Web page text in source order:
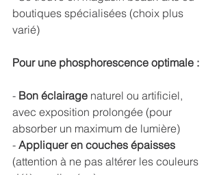
boutiques spécialisées (choix plus
varié)
Pour une phosphorescence optimale :
- Bon éclairage naturel ou artificiel,
avec exposition prolongée (pour
absorber un maximum de lumière)
- Appliquer en couches épaisses
(attention à ne pas altérer les couleurs